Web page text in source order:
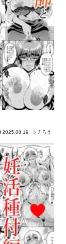
2025.08.19 トチろう